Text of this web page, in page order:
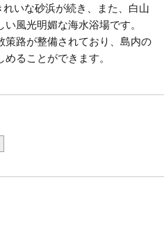
いな砂浜が続き、また、白山
風光明媚な海水浴場です。
路が整備されており、島内の
ることができます。